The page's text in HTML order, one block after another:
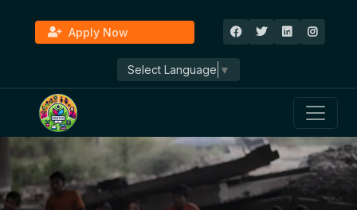
Apply Now
Select Language ▼